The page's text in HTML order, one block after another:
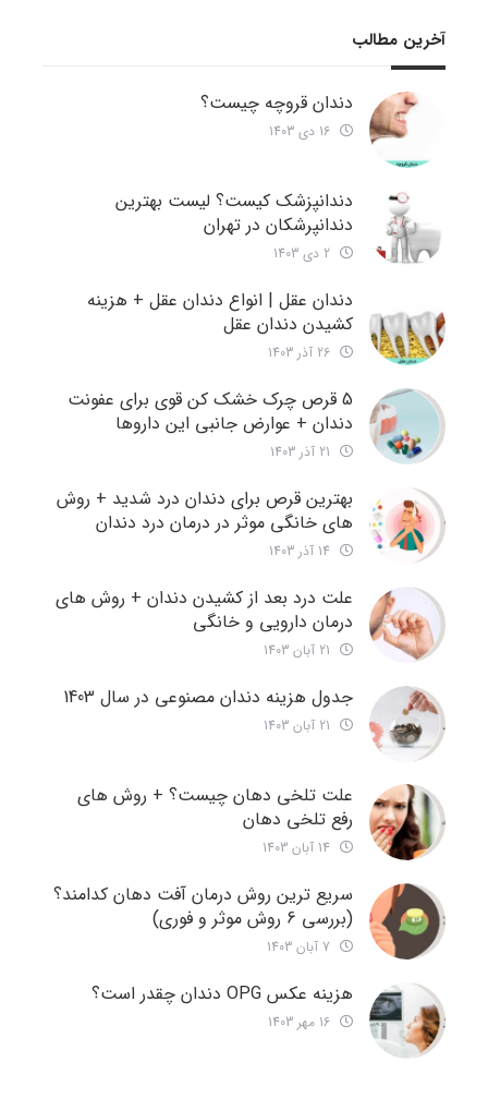
آخرین مطالب
دندان قروچه چیست؟
دندانپزشک کیست؟ لیست بهترین
دندانپرشکان در تهران
دندان عقل | انواع دندان عقل + هزینه
کشیدن دندان عقل
5 قرص چرک خشک کن قوی برای عفونت
دندان + عوارض جانبی این داروها
بهترین قرص برای دندان درد شدید + روش
های خانگی موثر در درمان درد دندان
علت درد بعد از کشیدن دندان + روش های
درمان دارویی و خانگی
جدول هزینه دندان مصنوعی در سال 1403
علت تلخی دهان چیست؟ + روش های
رفع تلخی دهان
سریع ترین روش درمان آفت دهان کدامند؟
(بررسی 6 روش موثر و فوری)
هزینه عکس OPG دندان چقدر است؟